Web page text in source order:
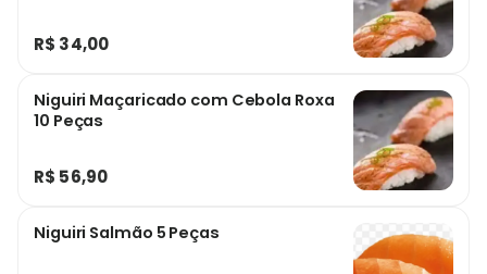
R$ 34,00
Niguiri Maçaricado com Cebola Roxa
10 Peças
R$ 56,90
Niguiri Salmão 5 Peças